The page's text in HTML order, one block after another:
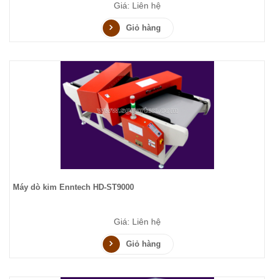
Giá: Liên hệ
Giỏ hàng
Máy dò kim Enntech HD-ST9000
Giá: Liên hệ
Giỏ hàng